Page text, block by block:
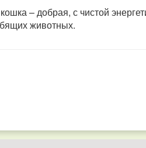
– добрая, с чистой
животных.